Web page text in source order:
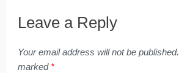
Leave a Reply
Your email address will not be published.
marked *